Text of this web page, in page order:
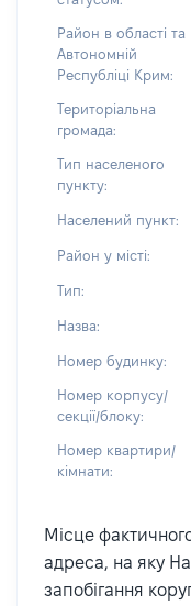
Район в області та
Автономній
Республіці Крим:
Територіальна
громада:
Тип населеного
пункту:
Населений пункт:
Район у місті:
Тип:
Назва:
Номер будинку:
Номер корпусу/
секції/блоку:
Номер квартири/
кімнати:
Місце
адреса, на яку
запобігання